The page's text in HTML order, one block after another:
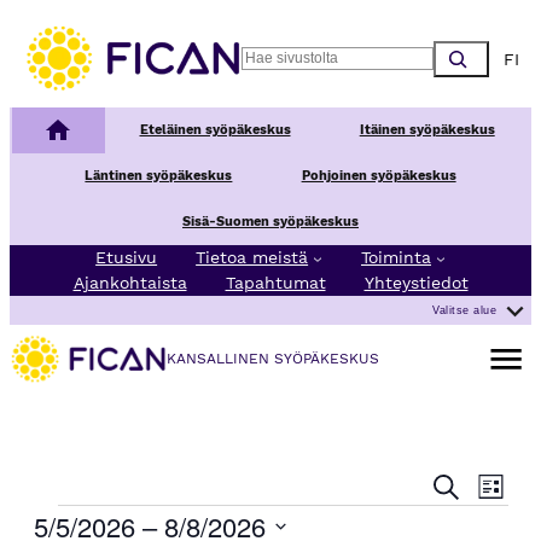
Search
Kansallinen syöpäkeskusEteläinen syöpäkeskus Itäinen syöpäkeskus
Läntinen syöpäkeskus Pohjoinen syöpäkeskus
Sisä-Suomen syöpäkeskus
Etusivu Tietoa meistä
Toiminta
Ajankohtaista
Tapahtumat Yhteystiedot
Valitse alue
KANSALLINEN SYÖPÄKESKUS
Avaa
T
a
Etsi
T
a
Lista
Tapahtumat
5/5/2026 – 8/8/2026